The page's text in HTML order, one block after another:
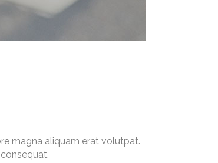
magna aliquam erat volutpat.